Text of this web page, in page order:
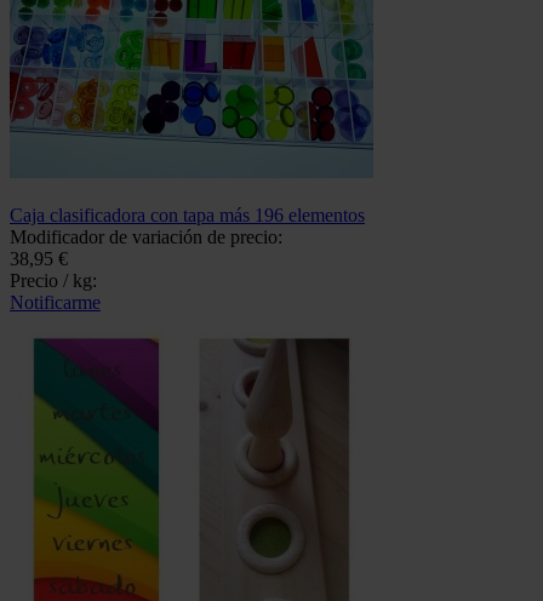
Caja clasificadora con tapa más 196 elementos
Modificador de variación de precio:
38,95 €
Precio / kg:
Notificarme